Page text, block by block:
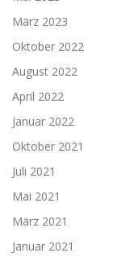
März 2023
Oktober 2022
August 2022
April 2022
Januar 2022
Oktober 2021
Juli 2021
Mai 2021
März 2021
Januar 2021